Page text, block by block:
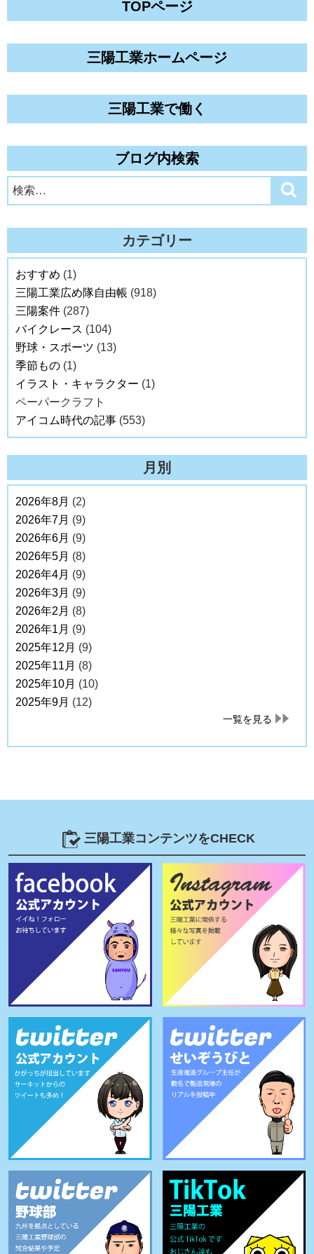
TOPページ
三陽工業ホームページ
三陽工業で働く
ブログ内検索
検
索:
カテゴリー
おすすめ (1)
三陽工業広め隊自由帳 (918)
三陽案件 (287)
バイクレース (104)
野球・スポーツ (13)
季節もの (1)
イラスト・キャラクター (1)
ペーパークラフト
アイコム時代の記事 (553)
月別
2026年8月 (2)
2026年7月 (9)
2026年6月 (9)
2026年5月 (8)
2026年4月 (9)
2026年3月 (9)
2026年2月 (8)
2026年1月 (9)
2025年12月 (9)
2025年11月 (8)
2025年10月 (10)
2025年9月 (12)
一覧を見る
三陽工業コンテンツをCHECK